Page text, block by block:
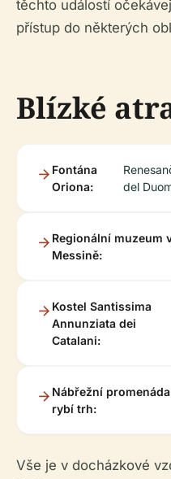
těchto událostí
přístup do některých
Blízké
Fontána
Oriona:
del
Regionální muzeum
Messině:
Kostel Santissima
Annunziata dei
Catalani:
Nábřežní promenáda
rybí trh:
Vše je v docházkové